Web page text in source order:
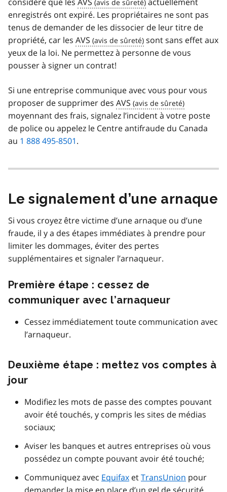
enregistrés ont expiré. Les propriétaires ne sont pas
tenus de demander de les dissocier de leur titre de
propriété, car les AVS
sont sans effet aux
yeux de la loi. Ne permettez à personne de vous
pousser à signer un contrat!
Si une entreprise communique avec vous pour vous
proposer de supprimer des AVS
moyennant des frais, signalez l’incident à votre poste
de police ou appelez le Centre antifraude du Canada
au 1 888 495-8501.
Le signalement d’une arnaque
Si vous croyez être victime d’une arnaque ou d’une
fraude, il y a des étapes immédiates à prendre pour
limiter les dommages, éviter des pertes
supplémentaires et signaler l’arnaqueur.
Première étape : cessez de
communiquer avec l’arnaqueur
Cessez immédiatement toute communication avec
l’arnaqueur.
Deuxième étape : mettez vos comptes à
jour
Modifiez les mots de passe des comptes pouvant
avoir été touchés, y compris les sites de médias
sociaux;
Aviser les banques et autres entreprises où vous
possédez un compte pouvant avoir été touché;
Communiquez avec Equifax etTransUnion pour
demander la mise en place d’un gel de sécurité